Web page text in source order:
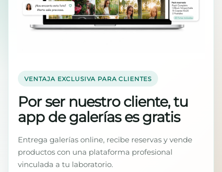
VENTAJA EXCLUSIVA PARA CLIENTES
Por ser nuestro cliente, tu
app de galerías es gratis
Entrega galerías online, recibe reservas y vende
productos con una plataforma profesional
vinculada a tu laboratorio.